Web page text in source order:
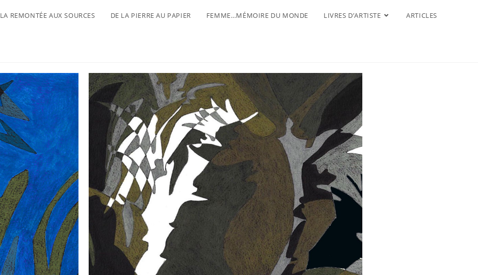
LA REMONTÉE AUX SOURCES DE LA PIERRE AU PAPIER FEMME…MÉMOIRE DU MONDE LIVRES D’ARTISTE ARTICLES